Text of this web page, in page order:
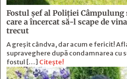
Fostul şef al Poliţiei
care a încercat să-l scape de
trecut
A greșit cândva, dar acum e fericit!
supraveghere după condamnarea cu
fostul […] Citește!